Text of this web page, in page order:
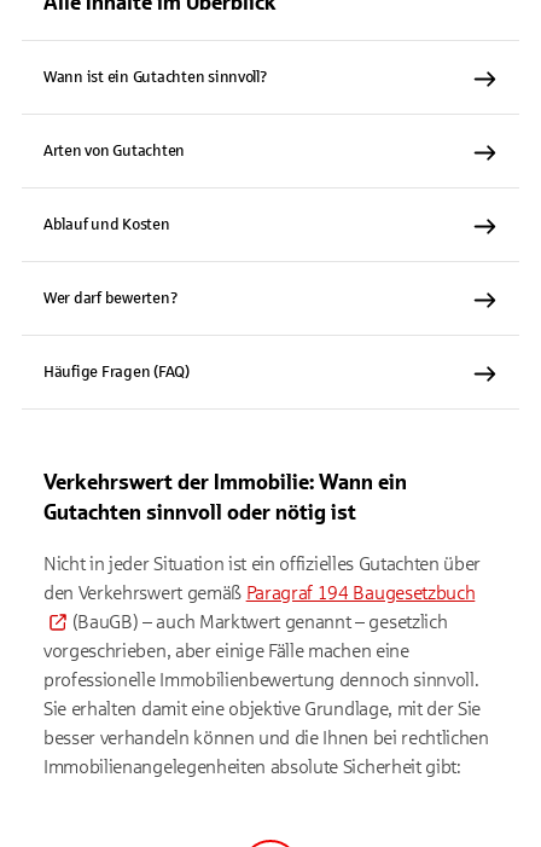
Wann ist ein Gutachten sinnvoll?
Arten von Gutachten
Ablauf und Kosten
Wer darf bewerten?
Häufige Fragen (FAQ)
Verkehrswert der Immobilie: Wann ein
Gutachten sinnvoll oder nötig ist
Nicht in jeder Situation ist ein offizielles Gutachten über
den Verkehrswert gemäß Paragraf 194 Baugesetzbuch
(BauGB) – auch Marktwert genannt – gesetzlich
vorgeschrieben, aber einige Fälle machen eine
professionelle Immobilienbewertung dennoch sinnvoll.
Sie erhalten damit eine objektive Grundlage, mit der Sie
besser verhandeln können und die Ihnen bei rechtlichen
Immobilienangelegenheiten absolute Sicherheit gibt: